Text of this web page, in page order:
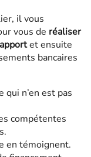
il vous
vous de réaliser
et ensuite
bancaires
n’en est pas
compétentes
en témoignent.